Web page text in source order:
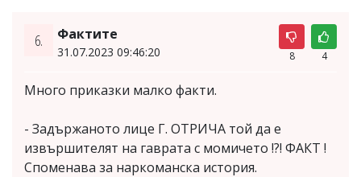
6. Фактите
31.07.2023 09:46:20 8 4
Много приказки малко факти.
- Задържаното лице Г. ОТРИЧА той да е
извършителят на гаврата с момичето !?! ФАКТ !
Споменава за наркоманска история.